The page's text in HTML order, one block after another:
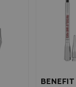
BENEFIT